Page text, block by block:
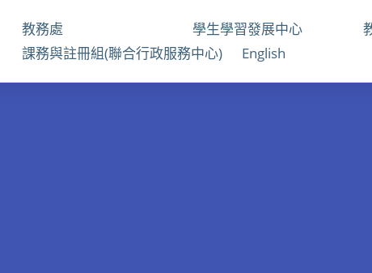
教務處 學生學習發展中心
課務與註冊組(聯合行政服務中心)
English